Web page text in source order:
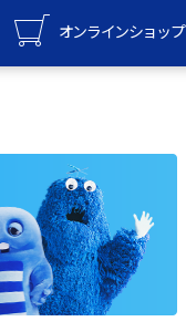
オンラインショップ
UQ WiMAX
オンラインショップ